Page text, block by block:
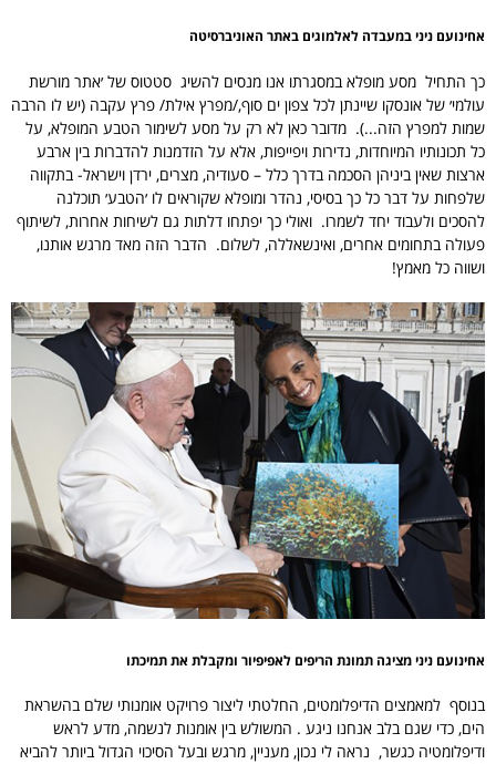
אחינועם ניני במעבדה לאלמוגים באתר האוניברסיטה
כך התחיל מסע מופלא במסגרתו אנו מנסים להשיג סטטוס של ׳אתר מורשת
עולמי׳ של אונסקו שיינתן לכל צפון ים סוף,/מפרץ אילת/ פרץ עקבה (יש לו הרבה
שמות למפרץ הזה...). מדובר כאן לא רק על מסע לשימור הטבע המופלא, על
כל תכונותיו המיוחדות, נדירות ויפייפות, אלא על הזדמנות להדברות בין ארבע
ארצות שאין ביניהן הסכמה בדרך כלל – סעודיה, מצרים, ירדן וישראל- בתקווה
שלפחות על דבר כל כך בסיסי, נהדר ומופלא שקוראים לו ׳הטבע׳ תוכלנה
להסכים ולעבוד יחד לשמרו. ואולי כך יפתחו דלתות גם לשיחות אחרות, לשיתוף
פעולה בתחומים אחרים, ואינשאללה, לשלום. הדבר הזה מאד מרגש אותנו,
ושווה כל מאמץ!
אחינועם ניני מציגה תמונת הריפים לאפיפיור ומקבלת את תמיכתו
בנוסף למאמצים הדיפלומטים, החלטתי ליצור פרויקט אומנותי שלם בהשראת
הים, כדי שגם בלב אנחנו ניגע . המשולש בין אומנות לנשמה, מדע לראש
ודיפלומטיה כגשר, נראה לי נכון, מעניין, מרגש ובעל הסיכוי הגדול ביותר להביא